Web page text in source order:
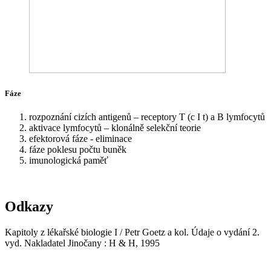
Fáze
rozpoznání cizích antigenů – receptory T (c I t) a B lymfocytů
aktivace lymfocytů – klonálně selekční teorie
efektorová fáze - eliminace
fáze poklesu počtu buněk
imunologická paměť
Odkazy
Kapitoly z lékařské biologie I / Petr Goetz a kol. Údaje o vydání 2.
vyd. Nakladatel Jinočany : H & H, 1995